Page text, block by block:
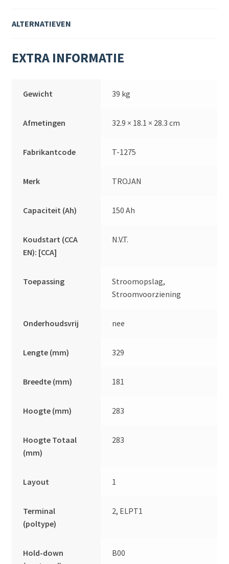
ALTERNATIEVEN
EXTRA INFORMATIE
Gewicht 39 kg
Afmetingen 32.9 × 18.1 × 28.3 cm
Fabrikantcode T-1275
Merk TROJAN
Capaciteit (Ah) 150 Ah
Koudstart (CCA
EN): [CCA]
N.V.T.
Toepassing
Stroomopslag,
Stroomvoorziening
Onderhoudsvrij nee
Lengte (mm) 329
Breedte (mm) 181
Hoogte (mm) 283
Hoogte Totaal
(mm)
283
Layout 1
Terminal
(poltype)
2, ELPT1
Hold-down
B00